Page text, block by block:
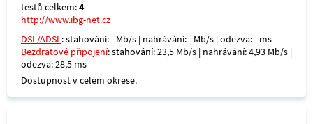
testů celkem:4
http://www.ibg-net.cz
DSL/ADSL: stahování: - Mb/s | nahrávání: - Mb/s | odezva: - ms
Bezdrátové připojení: stahování: 23,5 Mb/s | nahrávání: 4,93 Mb/s |
odezva: 28,5 ms
Dostupnost v celém okrese.